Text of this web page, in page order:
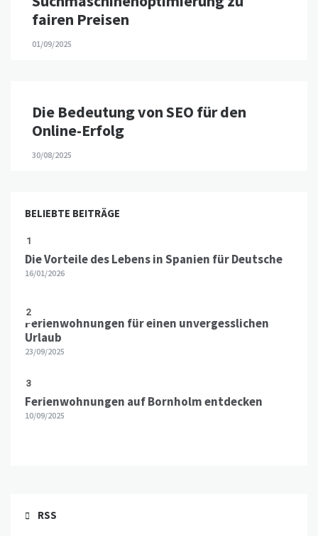
fairen Preisen
01/09/2025
Die Bedeutung von SEO für den
Online-Erfolg
30/08/2025
BELIEBTE BEITRÄGE
1
Die Vorteile des Lebens in Spanien für Deutsche
16/01/2026
2
Ferienwohnungen für einen unvergesslichen
Urlaub
23/09/2025
3
Ferienwohnungen auf Bornholm entdecken
10/09/2025
RSS